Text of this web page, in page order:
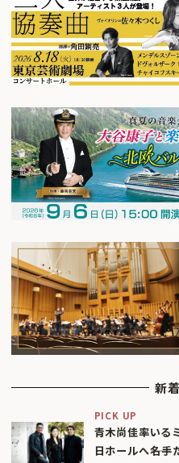
新
PICK UP
青木尚佳率いる
日ホールへ――名